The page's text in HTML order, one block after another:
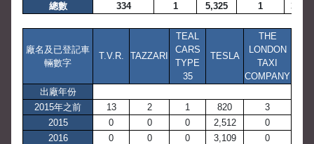
總數
334 1 5,325 1 3,932
廠名及已登記車
輛數字
T.V.R. TAZZARI
TEAL
CARS
TYPE
35
TESLA
THE
LONDON
TAXI
COMPANY
出廠年份
2015年之前
13 2 1 820
3
2015
0 0 0 2,512
0
2016
0 0 0 3,109
0